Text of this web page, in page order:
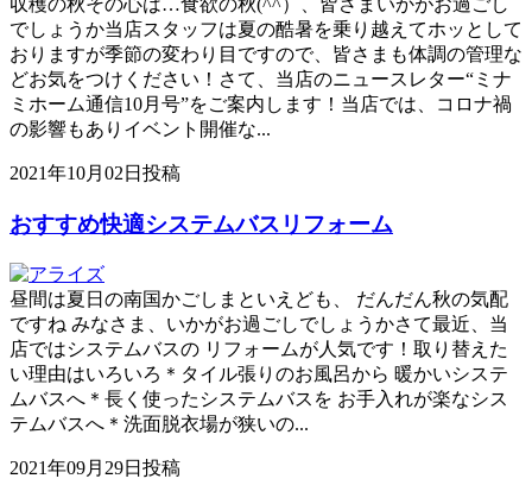
収穫の秋その心は…食欲の秋(^^）、皆さまいかがお過ごし
でしょうか当店スタッフは夏の酷暑を乗り越えてホッとして
おりますが季節の変わり目ですので、皆さまも体調の管理な
どお気をつけください！さて、当店のニュースレター“ミナ
ミホーム通信10月号”をご案内します！当店では、コロナ禍
の影響もありイベント開催な...
2021年10月02日投稿
おすすめ快適システムバスリフォーム
昼間は夏日の南国かごしまといえども、 だんだん秋の気配
ですね みなさま、いかがお過ごしでしょうかさて最近、当
店ではシステムバスの リフォームが人気です！取り替えた
い理由はいろいろ＊タイル張りのお風呂から 暖かいシステ
ムバスへ＊長く使ったシステムバスを お手入れが楽なシス
テムバスへ＊洗面脱衣場が狭いの...
2021年09月29日投稿